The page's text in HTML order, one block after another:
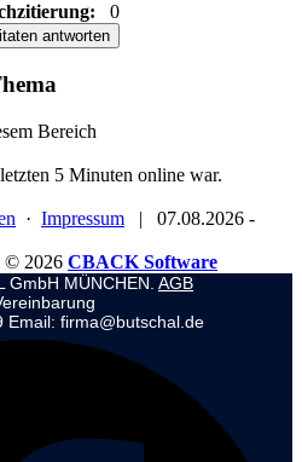
0
antworten
Bereich
5 Minuten online war.
· Impressum |
07.08.2026 -
© 2026 CBACK Software
MÜNCHEN. AGB
Email: firma@butschal.de